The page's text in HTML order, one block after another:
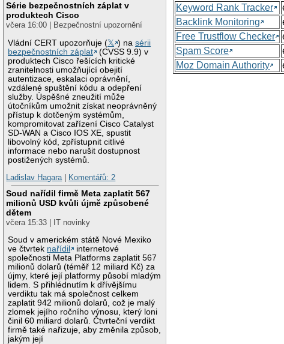
Série bezpečnostních záplat v
produktech Cisco
včera 16:00 | Bezpečnostní upozornění
Vládní CERT upozorňuje (𝕏 ) nasérii
bezpečnostních záplat
(CVSS 9.9) v
produktech Cisco řešících kritické
zranitelnosti umožňující obejití
autentizace, eskalaci oprávnění,
vzdálené spuštění kódu a odepření
služby. Úspěšné zneužití může
útočníkům umožnit získat neoprávněný
přístup k dotčeným systémům,
kompromitovat zařízení Cisco Catalyst
SD-WAN a Cisco IOS XE, spustit
libovolný kód, zpřístupnit citlivé
informace nebo narušit dostupnost
postižených systémů.
Ladislav Hagara| Komentářů: 2
Soud nařídil firmě Meta zaplatit 567
milionů USD kvůli újmě způsobené
dětem
včera 15:33 | IT novinky
Soud v americkém státě Nové Mexiko
ve čtvrtek nařídil
internetové
společnosti Meta Platforms zaplatit 567
milionů dolarů (téměř 12 miliard Kč) za
újmy, které její platformy působí mladým
lidem. S přihlédnutím k dřívějšímu
verdiktu tak má společnost celkem
zaplatit 942 milionů dolarů, což je malý
zlomek jejího ročního výnosu, který loni
činil 60 miliard dolarů. Čtvrteční verdikt
firmě také nařizuje, aby změnila způsob,
jakým její
Keyword Rank Tracker
Backlink Monitoring
Free Trustflow Checker
Spam Score
Moz Domain Authority